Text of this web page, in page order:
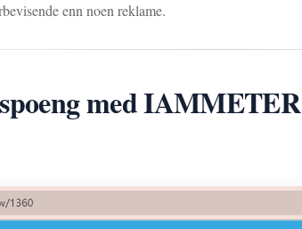
enn noen reklame.
med IAMMETER